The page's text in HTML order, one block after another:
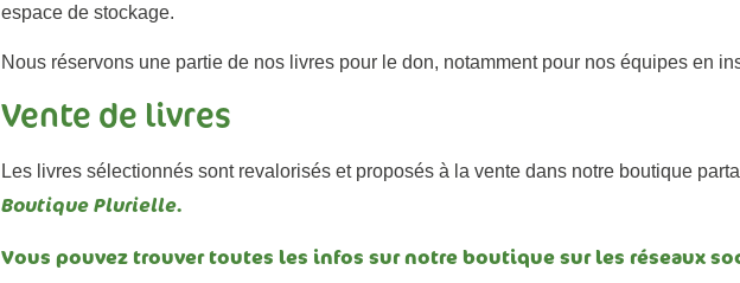
espace de stockage.
Nous réservons une partie de nos livres pour le don, notamment pour nos équipes en
Vente de livres
Les livres sélectionnés sont revalorisés et proposés à la vente dans notre boutique
Boutique Plurielle.
Vous pouvez trouver toutes les infos sur notre boutique sur les réseaux